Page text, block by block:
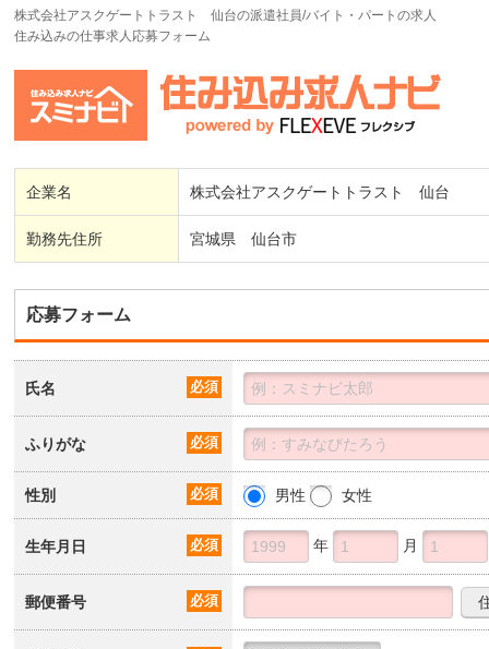
株式会社アスクゲートトラスト 仙台の派遣社員/バイト・パートの求人
住み込みの仕事求人応募フォーム
企業名 株式会社アスクゲートトラスト 仙台
勤務先住所 宮城県 仙台市
応募フォーム
氏名 必須
ふりがな 必須
性別 必須 男性 女性
生年月日 必須 年 月
郵便番号 必須